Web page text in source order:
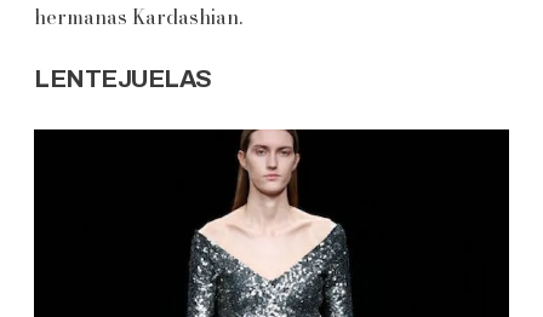
hermanas Kardashian.
LENTEJUELAS